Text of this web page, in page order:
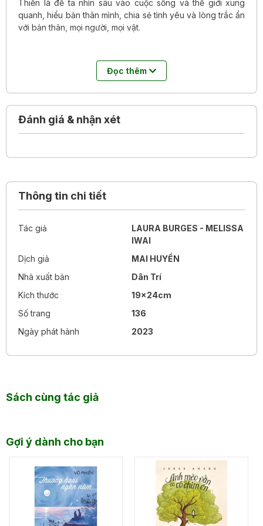
Thiền là để ta nhìn sâu vào cuộc sống và thế giới xung
quanh, hiểu bản thân mình, chia sẻ tình yêu và lòng trắc ẩn
với bản thân, mọi người, mọi vật.
hỏi thảo luận theo chủ đề, cùng hơn 500 bài tập thiền đơn
giản nhưng thú vị, cuốn sách nhỏ ấm áp này không chỉ
sẻ và vị tha.
Đọc thêm
Đánh giá & nhận xét
Thông tin chi tiết
Tác giả
LAURA BURGES - MELISSA
IWAI
Dịch giả
MAI HUYỀN
Nhà xuất bản
Dân Trí
Kích thước
19x24cm
Số trang
136
Ngày phát hành
2023
Sách cùng tác giả
Gợi ý dành cho bạn